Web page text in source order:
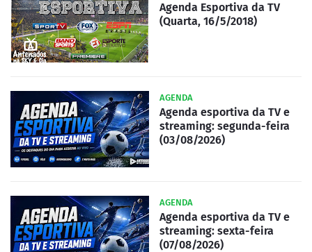
Agenda Esportiva da TV
(Quarta, 16/5/2018)
AGENDA
Agenda esportiva da TV e
streaming: segunda-feira
(03/08/2026)
AGENDA
Agenda esportiva da TV e
streaming: sexta-feira
(07/08/2026)